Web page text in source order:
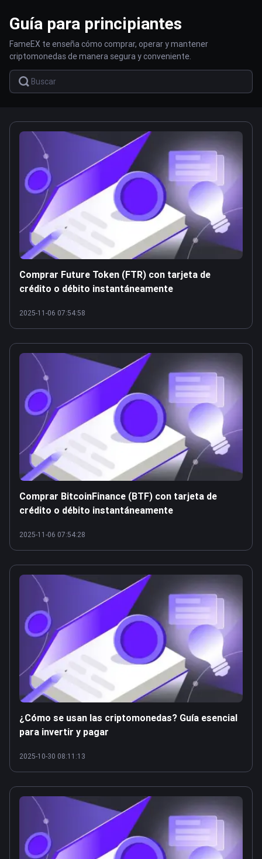
Guía para principiantes
FameEX te enseña cómo comprar, operar y mantener
criptomonedas de manera segura y conveniente.
Comprar Future Token (FTR) con tarjeta de
crédito o débito instantáneamente
2025-11-06 07:54:58
Comprar BitcoinFinance (BTF) con tarjeta de
crédito o débito instantáneamente
2025-11-06 07:54:28
¿Cómo se usan las criptomonedas? Guía esencial
para invertir y pagar
2025-10-30 08:11:13